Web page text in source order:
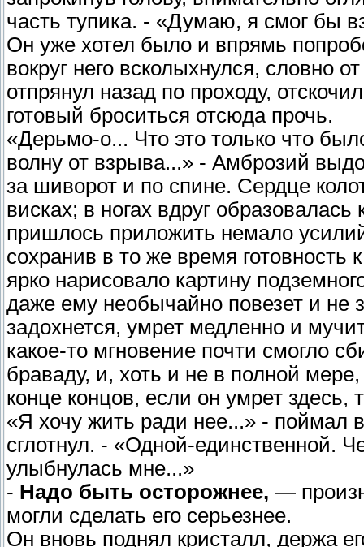
часть тупика. - «Думаю, я смог бы
Он уже хотел было и впрямь
вокруг него всколыхнулся, словно
отпрянул назад по проходу,
готовый броситься отсюда прочь.
«Дерьмо-о... Что это только что
волну от взрыва...» - Амброзий
за шиворот и по спине. Сердце
висках; в ногах вдруг
пришлось приложить немало
сохранив в то же время готовность
ярко нарисовало картину
даже ему необычайно повезет и не
задохнется, умрет медленно и
какое-то мгновение почти смогло
браваду, и, хоть и не в полной
конце концов, если он умрет здесь,
«Я хочу жить ради нее...» - поймал
сглотнул. - «Одной-единственной.
улыбнулась мне...»
- Надо быть осторожнее, —
могли сделать его серьезнее.
Он вновь поднял кристалл, держа